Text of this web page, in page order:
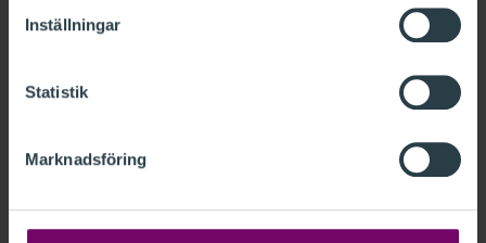
Inställningar
Statistik
Marknadsföring